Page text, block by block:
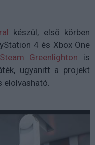
készül, első körben
4 és Xbox One
Steam Greenlighton is
ugyanitt a projekt
elolvasható.